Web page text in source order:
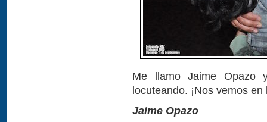
Me llamo Jaime Opazo
locuteando. ¡Nos vemos en
Jaime Opazo